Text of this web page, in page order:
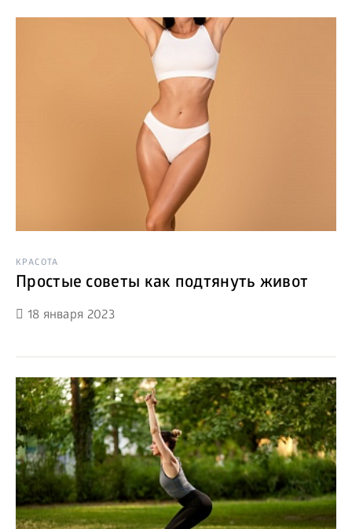
КРАСОТА
Простые советы как подтянуть живот
18 января 2023